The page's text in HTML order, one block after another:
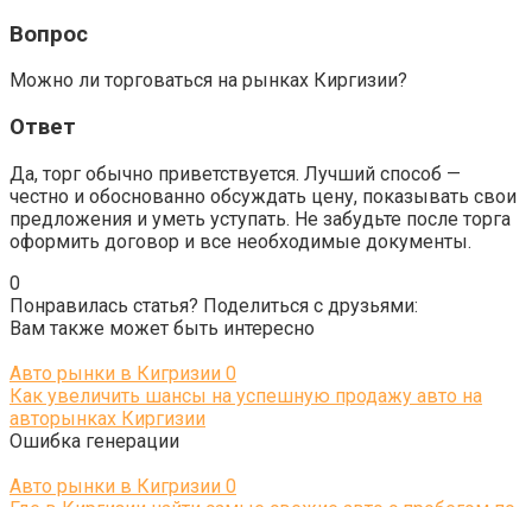
Вопрос
Можно ли торговаться на рынках Киргизии?
Ответ
Да, торг обычно приветствуется. Лучший способ —
честно и обоснованно обсуждать цену, показывать свои
предложения и уметь уступать. Не забудьте после торга
оформить договор и все необходимые документы.
0
Понравилась статья? Поделиться с друзьями:
Вам также может быть интересно
Авто рынки в Кигризии 0
Как увеличить шансы на успешную продажу авто на
авторынках Киргизии
Ошибка генерации
Авто рынки в Кигризии 0